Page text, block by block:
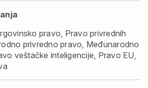
pravo, Pravo privrednih
privredno pravo, Međunarodno
veštačke inteligencije, Pravo EU,